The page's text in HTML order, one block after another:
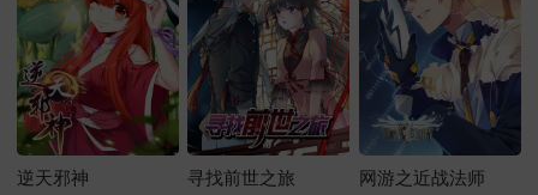
逆天邪神 寻找前世之旅 网游之近战法师